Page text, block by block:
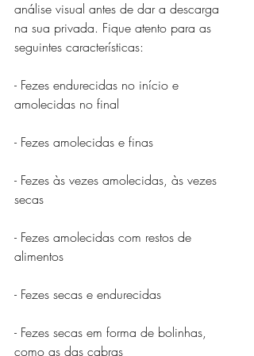
análise visual antes de dar a descarga
na sua privada. Fique atento para as
seguintes características:
- Fezes endurecidas no início e
amolecidas no final
- Fezes amolecidas e finas
- Fezes às vezes amolecidas, às vezes
secas
- Fezes amolecidas com restos de
alimentos
- Fezes secas e endurecidas
- Fezes secas em forma de bolinhas,
como as das cabras